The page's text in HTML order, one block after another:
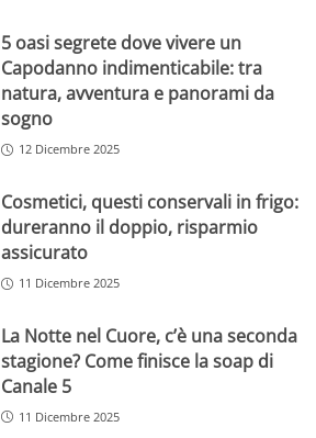
5 oasi segrete dove vivere un
Capodanno indimenticabile: tra
natura, avventura e panorami da
sogno
12 Dicembre 2025
Cosmetici, questi conservali in frigo:
dureranno il doppio, risparmio
assicurato
11 Dicembre 2025
La Notte nel Cuore, c’è una seconda
stagione? Come finisce la soap di
Canale 5
11 Dicembre 2025